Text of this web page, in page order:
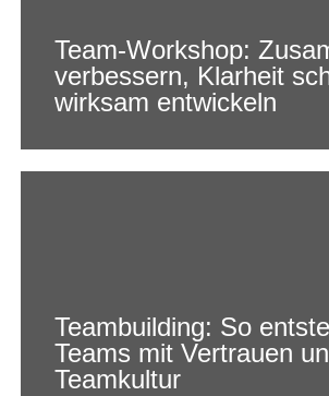
Team-Workshop:
verbessern, Klarheit
wirksam entwickeln
Teambuilding: So
Teams mit Vertrauen
Teamkultur